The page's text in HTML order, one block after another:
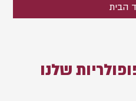
הבית
שלנו